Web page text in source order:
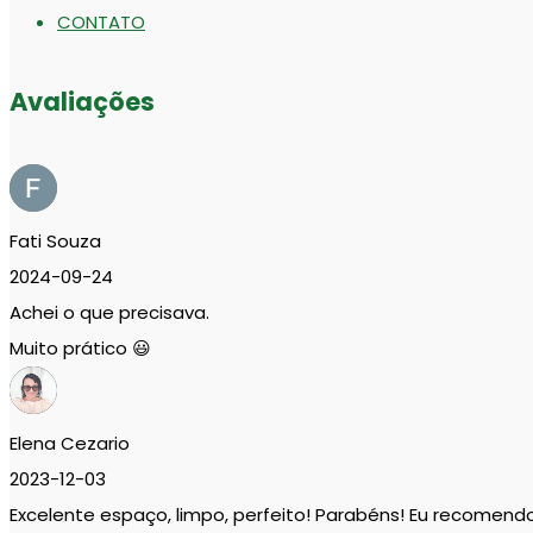
CONTATO
Avaliações
Fati Souza
2024-09-24
Achei o que precisava.
Muito prático 😃
Elena Cezario
2023-12-03
Excelente espaço, limpo, perfeito! Parabéns! Eu